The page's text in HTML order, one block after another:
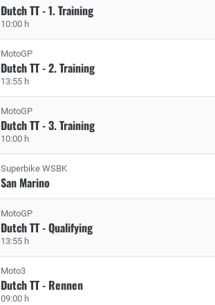
Dutch TT - 1. Training
10:00 h
MotoGP
Dutch TT - 2. Training
13:55 h
MotoGP
Dutch TT - 3. Training
10:00 h
Superbike WSBK
San Marino
MotoGP
Dutch TT - Qualifying
13:55 h
Moto3
Dutch TT - Rennen
09:00 h